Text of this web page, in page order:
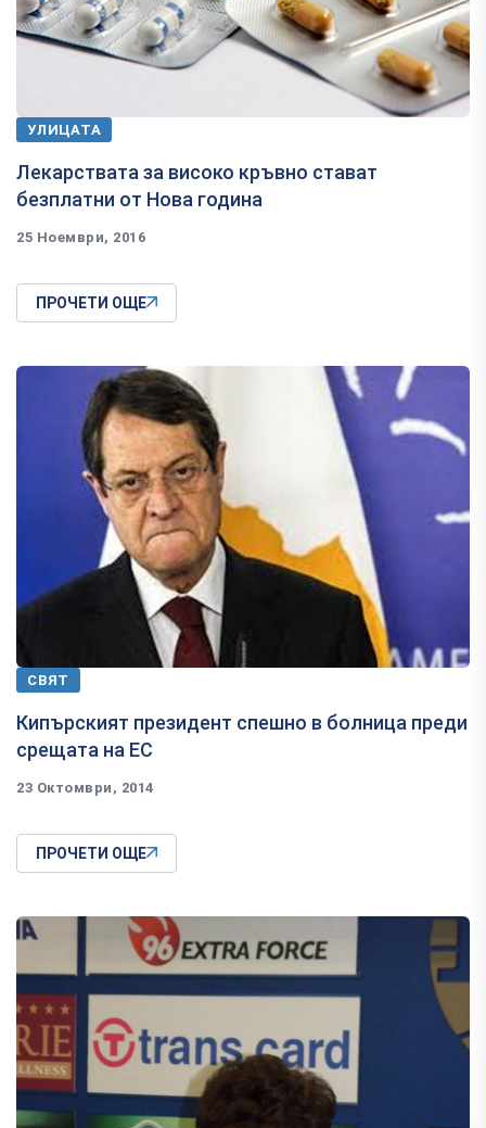
УЛИЦАТА
Лекарствата за високо кръвно стават
безплатни от Нова година
25 Ноември, 2016
ПРОЧЕТИ ОЩЕ
СВЯТ
Кипърският президент спешно в болница преди
срещата на ЕС
23 Октомври, 2014
ПРОЧЕТИ ОЩЕ